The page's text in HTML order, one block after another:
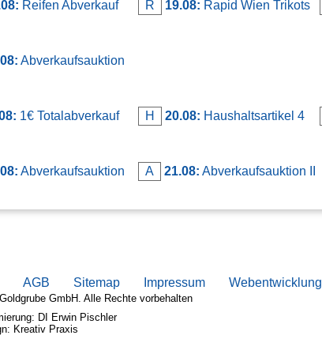
Reifen Abverkauf R 19.08: Rapid Wien Trikots
Abverkaufsauktion
1€ Totalabverkauf H 20.08: Haushaltsartikel 4
Abverkaufsauktion A 21.08: Abverkaufsauktion II
AGB Sitemap Impressum Webentwicklung
GmbH. Alle Rechte vorbehalten
DI Erwin Pischler
Kreativ Praxis